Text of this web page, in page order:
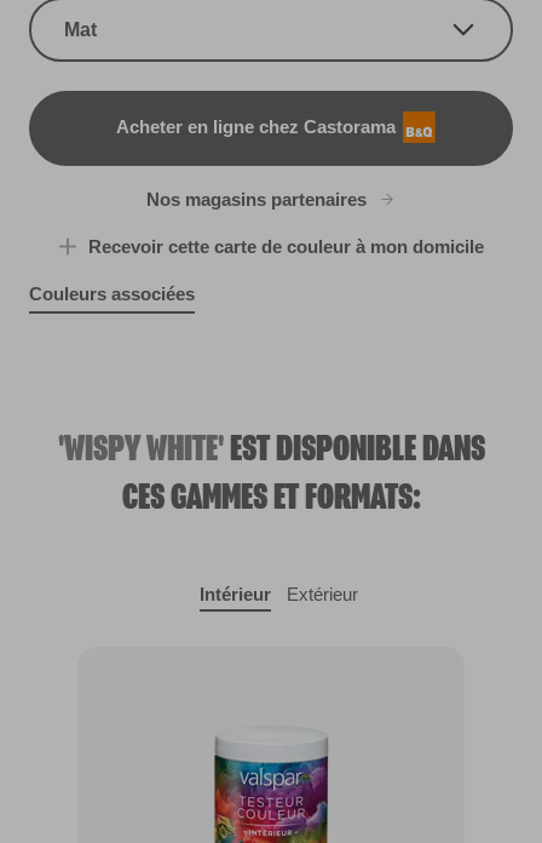
Mat
Acheter en ligne chez Castorama
B&Q
Nos magasins partenaires
Recevoir cette carte de couleur à mon domicile
Couleurs associées
'WISPY WHITE'EST DISPONIBLE DANS
CES GAMMES ET FORMATS:
Intérieur Extérieur